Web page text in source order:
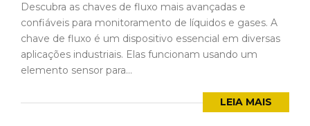
Descubra as chaves de fluxo mais avançadas e
confiáveis para monitoramento de líquidos e gases. A
chave de fluxo é um dispositivo essencial em diversas
aplicações industriais. Elas funcionam usando um
elemento sensor para...
LEIA MAIS